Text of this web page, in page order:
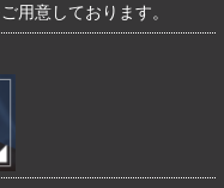
用意しております。